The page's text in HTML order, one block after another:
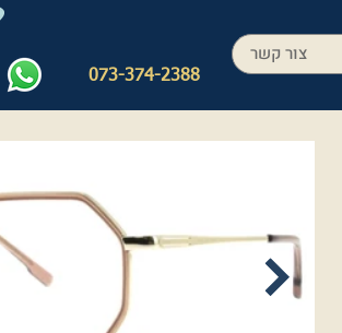
073-374-2388
צור קשר